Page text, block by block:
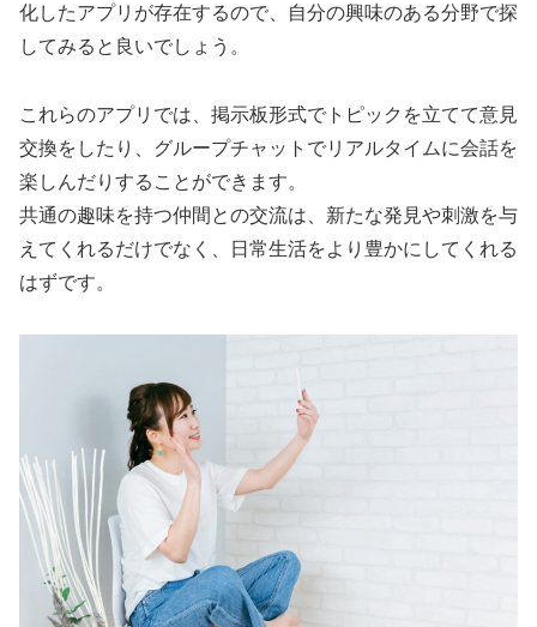
化したアプリが存在するので、自分の興味のある分野で探
してみると良いでしょう。
これらのアプリでは、掲示板形式でトピックを立てて意見
交換をしたり、グループチャットでリアルタイムに会話を
楽しんだりすることができます。
共通の趣味を持つ仲間との交流は、新たな発見や刺激を与
えてくれるだけでなく、日常生活をより豊かにしてくれる
はずです。